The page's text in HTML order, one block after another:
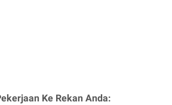
Ke Rekan Anda: